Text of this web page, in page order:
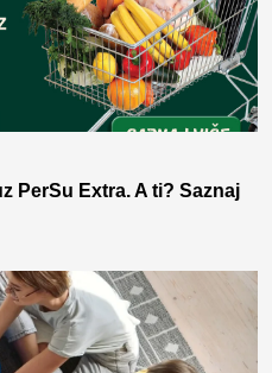
PerSu Extra. A ti? Saznaj